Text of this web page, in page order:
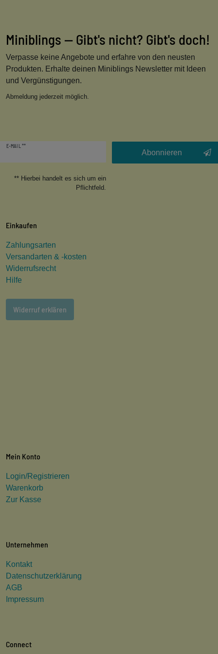
Miniblings — Gibt's nicht? Gibt's doch!
Verpasse keine Angebote und erfahre von den neusten
Produkten. Erhalte deinen Miniblings Newsletter mit Ideen
und Vergünstigungen.
Abmeldung jederzeit möglich.
E-MAIL **
Abonnieren
** Hierbei handelt es sich um ein
Pflichtfeld.
Einkaufen
Zahlungsarten
Versandarten & -kosten
Widerrufsrecht
Hilfe
Widerruf erklären
Mein Konto
Login/Registrieren
Warenkorb
Zur Kasse
Unternehmen
Kontakt
Datenschutzerklärung
AGB
Impressum
Connect